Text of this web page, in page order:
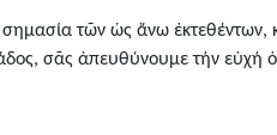
τῶν ὡς ἄνω ἐκτεθέντων,
σᾶς ἀπευθύνουμε τήν